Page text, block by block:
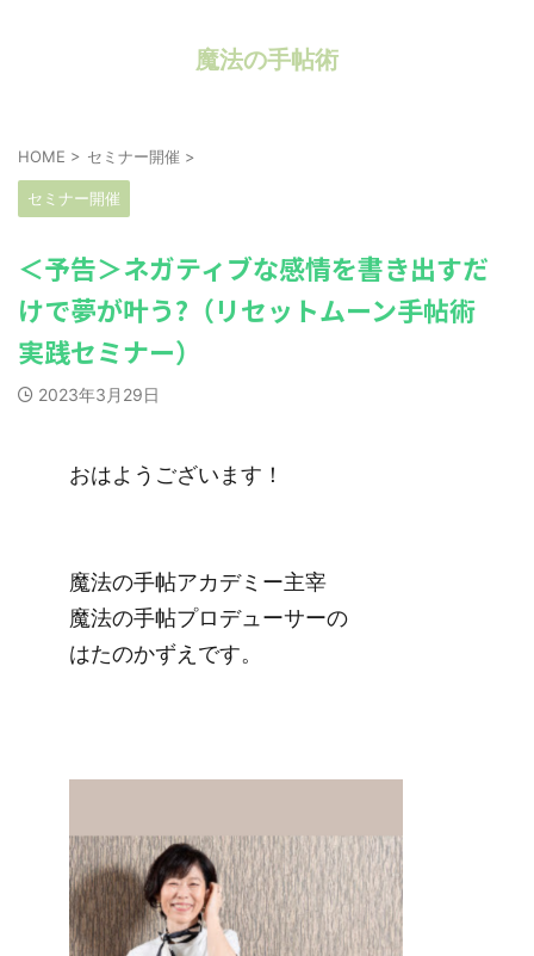
魔法の手帖術
HOME > セミナー開催 >
セミナー開催
＜予告＞ネガティブな感情を書き出すだ
けで夢が叶う?（リセットムーン手帖術
実践セミナー）
2023年3月29日
おはようございます！
魔法の手帖アカデミー主宰
魔法の手帖プロデューサーの
はたのかずえです。